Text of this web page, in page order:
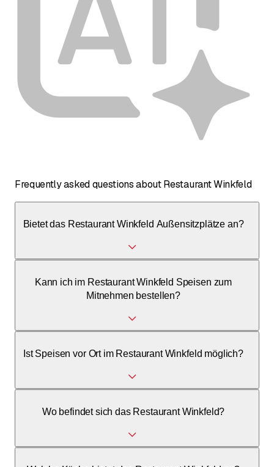
Frequently asked questions about Restaurant Winkfeld
Bietet das Restaurant Winkfeld Außensitzplätze an?
Kann ich im Restaurant Winkfeld Speisen zum
Mitnehmen bestellen?
Ist Speisen vor Ort im Restaurant Winkfeld möglich?
Wo befindet sich das Restaurant Winkfeld?